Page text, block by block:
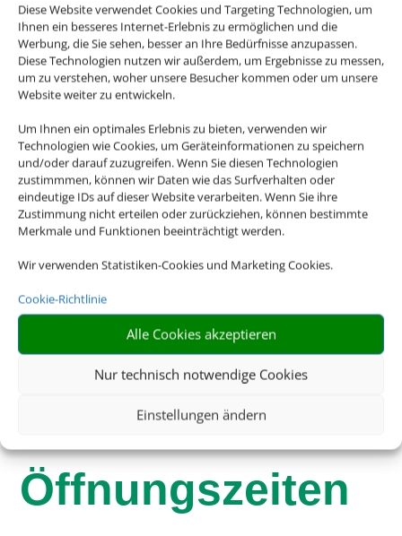
Diese Website verwendet Cookies und Targeting Technologien, um
Ihnen ein besseres Internet-Erlebnis zu ermöglichen und die
Werbung, die Sie sehen, besser an Ihre Bedürfnisse anzupassen.
Diese Technologien nutzen wir außerdem, um Ergebnisse zu messen,
um zu verstehen, woher unsere Besucher kommen oder um unsere
Website weiter zu entwickeln.
Um Ihnen ein optimales Erlebnis zu bieten, verwenden wir
Technologien wie Cookies, um Geräteinformationen zu speichern
und/oder darauf zuzugreifen. Wenn Sie diesen Technologien
zustimmmen, können wir Daten wie das Surfverhalten oder
eindeutige IDs auf dieser Website verarbeiten. Wenn Sie ihre
Zustimmung nicht erteilen oder zurückziehen, können bestimmte
Merkmale und Funktionen beeinträchtigt werden.
Wir verwenden Statistiken-Cookies und Marketing Cookies.
Cookie-Richtlinie
Alle Cookies akzeptieren
Nur technisch notwendige Cookies
Einstellungen ändern
Rufen Sie uns an
06101 / 55 800 50
Schreiben Sie uns eine Email
siebenmeilenstiefel@t-online.de
Öffnungszeiten